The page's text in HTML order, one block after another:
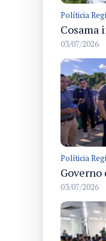
Políticia
03/07/2026
Políticia
03/07/2026